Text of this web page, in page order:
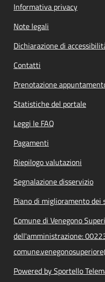
Informativa privacy
Note legali
Dichiarazione di
Contatti
Prenotazione
Statistiche del portale
Leggi le FAQ
Pagamenti
Riepilogo valutazioni
Segnalazione disservizio
Piano di miglioramento dei
Comune di Venegono
dell'amministrazione:
Powered by Sportello